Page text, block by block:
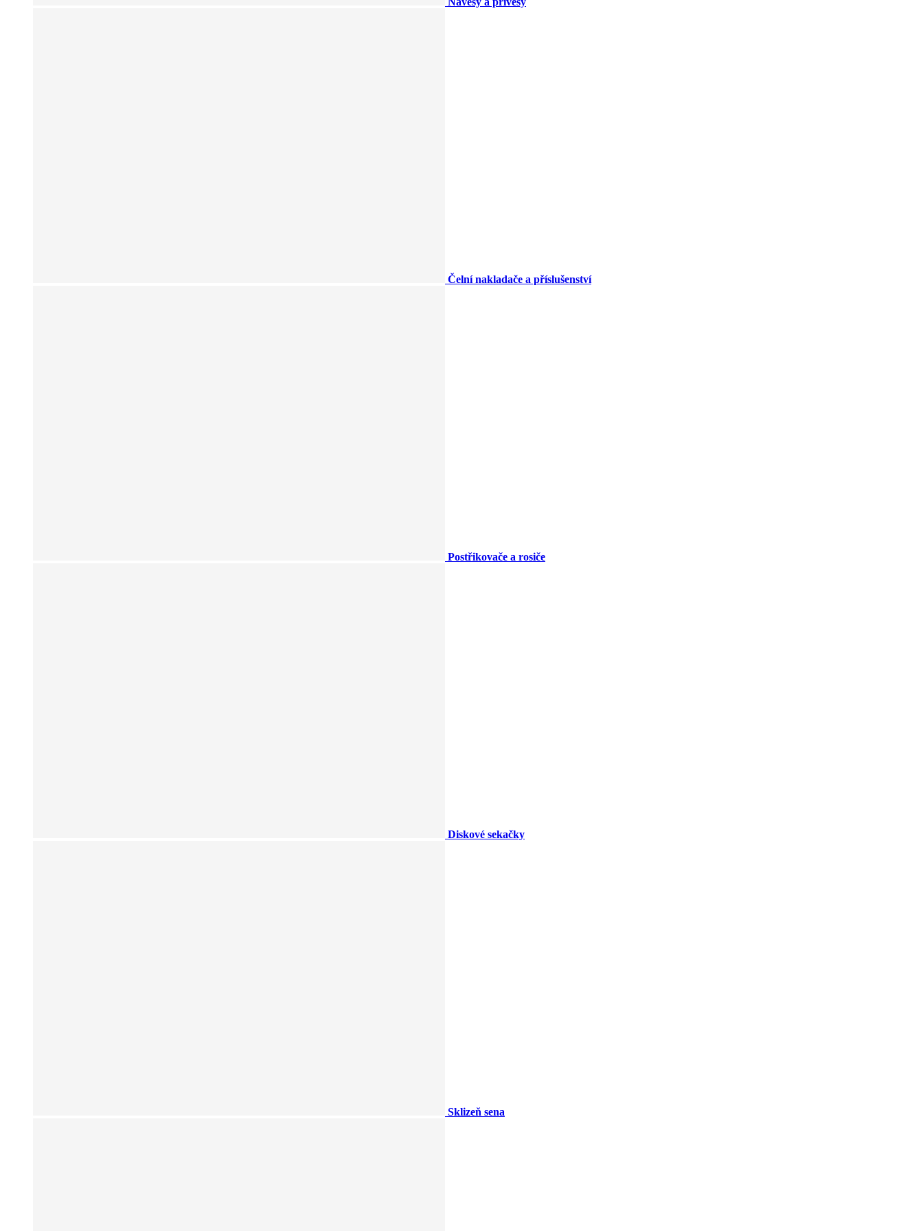
Čelní nakladače a příslušenství
Postřikovače a rosiče
Diskové sekačky
Sklizeň sena